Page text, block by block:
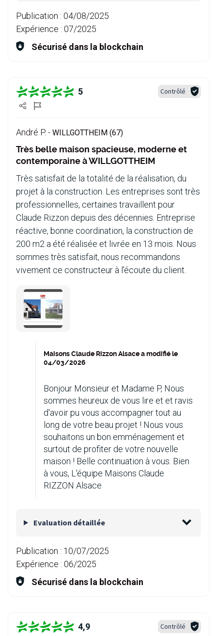
Publication : 04/08/2025
Expérience : 07/2025
Sécurisé dans la blockchain
5 Contrôlé
André P. - WILLGOTTHEIM (67)
Très belle maison spacieuse, moderne et
contemporaine à WILLGOTTHEIM
Très satisfait de la totalité de la réalisation, du
projet à la construction. Les entreprises sont très
professionnelles, certaines travaillent pour
Claude Rizzon depuis des décennies. Entreprise
réactive, bonne coordination, la construction de
200 m2 a été réalisée et livrée en 13 mois. Nous
sommes très satisfait, nous recommandons
vivement ce constructeur à l'écoute du client.
Maisons Claude Rizzon Alsace a modifié le
04/03/2026
Bonjour Monsieur et Madame P, Nous
sommes heureux de vous lire et et ravis
d'avoir pu vous accompagner tout au
long de votre beau projet ! Nous vous
souhaitons un bon emménagement et
surtout de profiter de votre nouvelle
maison ! Belle continuation à vous. Bien
à vous, L'équipe Maisons Claude
RIZZON Alsace
Evaluation détaillée
Publication : 10/07/2025
Expérience : 06/2025
Sécurisé dans la blockchain
4,9 Contrôlé